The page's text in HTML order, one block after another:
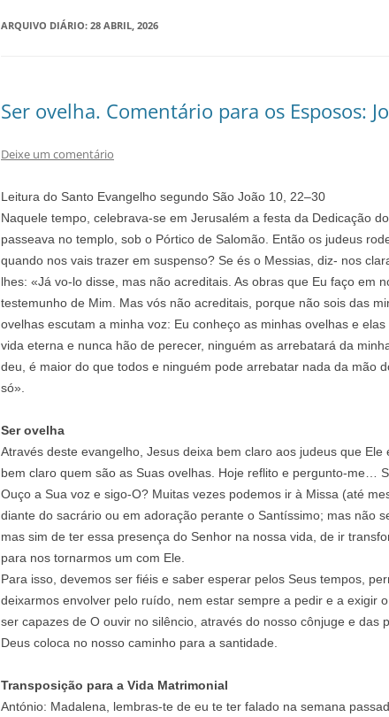
ARQUIVO DIÁRIO: 28 ABRIL, 2026
Ser ovelha. Comentário para os Esposos:
Deixe um comentário
Leitura do Santo Evangelho segundo São João 10, 22–30
Naquele tempo, celebrava-se em Jerusalém a festa da Dedicação
passeava no templo, sob o Pórtico de Salomão. Então os judeus
quando nos vais trazer em suspenso? Se és o Messias, diz- nos
lhes: «Já vo-lo disse, mas não acreditais. As obras que Eu faço em
testemunho de Mim. Mas vós não acreditais, porque não sois das
ovelhas escutam a minha voz: Eu conheço as minhas ovelhas e
vida eterna e nunca hão de perecer, ninguém as arrebatará da
deu, é maior do que todos e ninguém pode arrebatar nada da mão
só».
Ser ovelha
Através deste evangelho, Jesus deixa bem claro aos judeus que
bem claro quem são as Suas ovelhas. Hoje reflito e pergunto-me…
Ouço a Sua voz e sigo-O? Muitas vezes podemos ir à Missa (até
diante do sacrário ou em adoração perante o Santíssimo; mas não
mas sim de ter essa presença do Senhor na nossa vida, de ir
para nos tornarmos um com Ele.
Para isso, devemos ser fiéis e saber esperar pelos Seus tempos,
deixarmos envolver pelo ruído, nem estar sempre a pedir e a exigir
ser capazes de O ouvir no silêncio, através do nosso cônjuge e das
Deus coloca no nosso caminho para a santidade.
Transposição para a Vida Matrimonial
António: Madalena, lembras-te de eu te ter falado na semana